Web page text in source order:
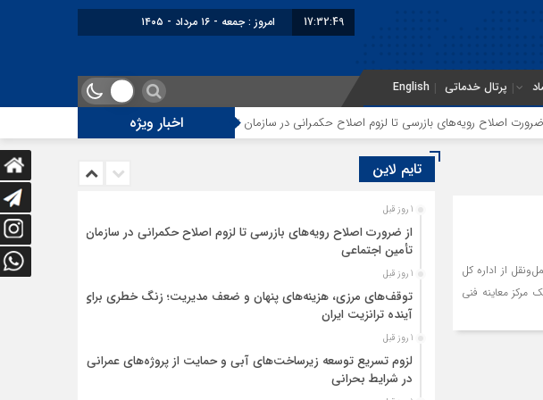
17:32:49 امروز : جمعه - ۱۶ مرداد - ۱۴۰۵
پرتال خدماتی English
اخبار ویژه اصلاح رویه‌های بازرسی تا لزوم اصلاح حکمرانی در سازمان تأمین اجتماعی توقف‌های مرزی، هزینه‌های
از اداره کل
معاینه فنی
تایم لاین
1 روز قبل
از ضرورت اصلاح رویه‌های بازرسی تا لزوم اصلاح حکمرانی در سازمان
تأمین اجتماعی
1 روز قبل
توقف‌های مرزی، هزینه‌های پنهان و ضعف مدیریت؛ زنگ خطری برای
آینده ترانزیت ایران
1 روز قبل
لزوم تسریع توسعه زیرساخت‌های آبی و حمایت از پروژه‌های عمرانی
در شرایط بحرانی